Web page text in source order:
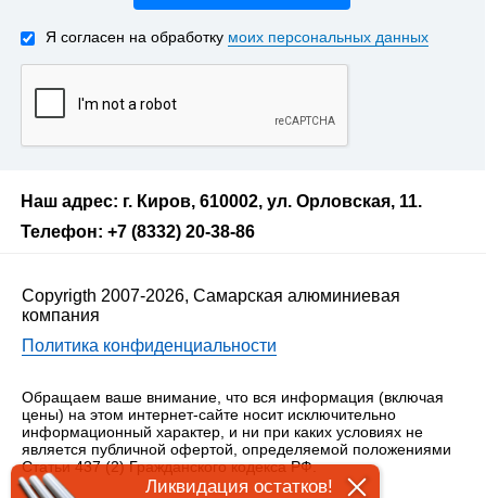
Я согласен на обработку моих персональных данных
Наш адрес: г. Киров, 610002, ул. Орловская, 11.
Телефон: +7 (8332) 20-38-86
Copyrigth 2007-2026, Самарская алюминиевая
компания
Политика конфиденциальности
Обращаем ваше внимание, что вся информация (включая
цены) на этом интернет-сайте носит исключительно
информационный характер, и ни при каких условиях не
является публичной офертой, определяемой положениями
Статьи 437 (2) Гражданского кодекса РФ.
Ликвидация остатков!